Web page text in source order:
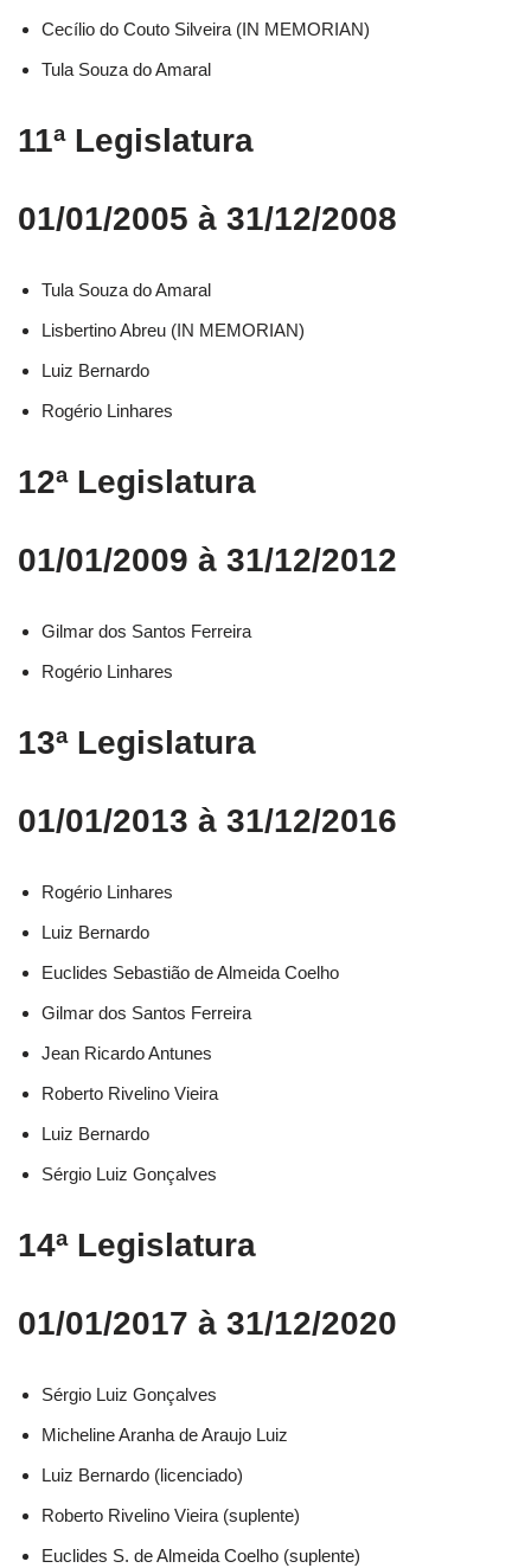
Cecílio do Couto Silveira (IN MEMORIAN)
Tula Souza do Amaral
11ª Legislatura
01/01/2005 à 31/12/2008
Tula Souza do Amaral
Lisbertino Abreu (IN MEMORIAN)
Luiz Bernardo
Rogério Linhares
12ª Legislatura
01/01/2009 à 31/12/2012
Gilmar dos Santos Ferreira
Rogério Linhares
13ª Legislatura
01/01/2013 à 31/12/2016
Rogério Linhares​
Luiz Bernardo​
Euclides Sebastião de Almeida Coelho​
Gilmar dos Santos Ferreira​
Jean Ricardo Antunes​
Roberto Rivelino Vieira​
Luiz Bernardo​
Sérgio Luiz Gonçalves​
14ª Legislatura
01/01/2017 à 31/12/2020
Sérgio Luiz Gonçalves​
Micheline Aranha de Araujo Luiz​
Luiz Bernardo (licenciado)​
Roberto Rivelino Vieira (suplente)​
Euclides S. de Almeida Coelho (suplente)​